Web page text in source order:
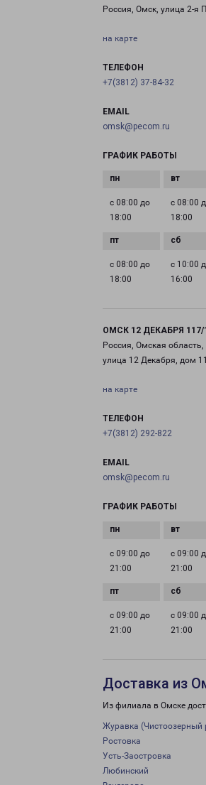
Россия, Омск, улица 2-я
на карте
ТЕЛЕФОН
+7(3812) 37-84-32
EMAIL
omsk@pecom.ru
ГРАФИК РАБОТЫ
с 08:00 до
18:00
с 08:00
18:00
с 08:00 до
18:00
с 10:00
16:00
ОМСК 12 ДЕКАБРЯ 117/1
Россия, Омская
улица 12 Декабря, дом
на карте
ТЕЛЕФОН
+7(3812) 292-822
EMAIL
omsk@pecom.ru
ГРАФИК РАБОТЫ
с 09:00 до
21:00
с 09:00
21:00
с 09:00 до
21:00
с 09:00
21:00
Доставка из
Из филиала в Омске
Журавка (Чистоозерный
Ростовка
Усть-Заостровка
Любинский